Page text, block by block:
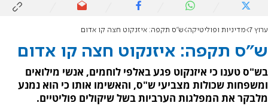
ערוץ 7 מדיניות ופוליטיקה ש"ס תקפה: איזנקוט חצה קו אדום
ש"ס תקפה: איזנקוט חצה קו אדום
בש"ס טענו כי איזנקוט פגע באלפי לוחמים, אנשי מילואים
ומשפחות שכולות מצביעי ש"ס, והאשימו אותו כי הוא נמנע
מלבקר את המפלגות הערביות בשל שיקולים פוליטיים.